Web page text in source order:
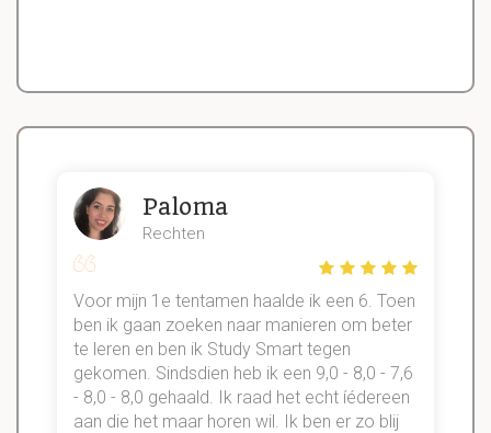
Paloma
Rechten
Voor mijn 1e tentamen haalde ik een 6. Toen
ben ik gaan zoeken naar manieren om beter
te leren en ben ik Study Smart tegen
gekomen. Sindsdien heb ik een 9,0 - 8,0 - 7,6
- 8,0 - 8,0 gehaald. Ik raad het echt íédereen
aan die het maar horen wil. Ik ben er zo blij